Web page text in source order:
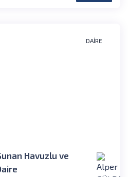
DAIRE
Havuzlu ve